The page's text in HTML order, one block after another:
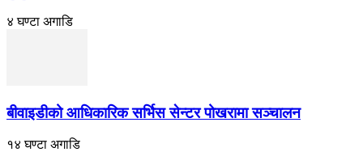
४ घण्टा अगाडि
बीवाइडीको आधिकारिक सर्भिस सेन्टर पोखरामा सञ्चालन
१४ घण्टा अगाडि